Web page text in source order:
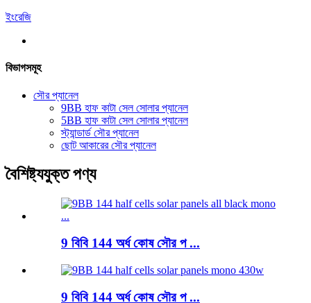
ইংরেজি
বিভাগসমূহ
সৌর প্যানেল
9BB হাফ কাটা সেল সোলার প্যানেল
5BB হাফ কাটা সেল সোলার প্যানেল
স্ট্যান্ডার্ড সৌর প্যানেল
ছোট আকারের সৌর প্যানেল
বৈশিষ্ট্যযুক্ত পণ্য
9 বিবি 144 অর্ধ কোষ সৌর প ...
9 বিবি 144 অর্ধ কোষ সৌর প ...